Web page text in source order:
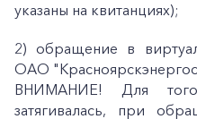
указаны на квитанциях);
2) обращение в
ОАО
ВНИМАНИЕ! Для
затягивалась, при